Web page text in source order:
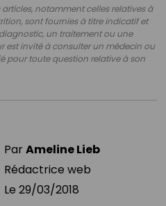
notamment celles relatives à
sont fournies à titre indicatif et
un traitement ou une
est invité à consulter un médecin ou
pour toute question relative à son
ParAmeline Lieb
Rédactrice web
Le 29/03/2018